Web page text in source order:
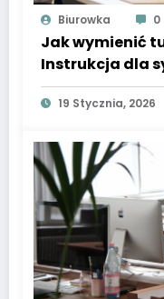
Biurowka 0
Jak wymienić
Instrukcja dla
Ink
19 Stycznia, 2026